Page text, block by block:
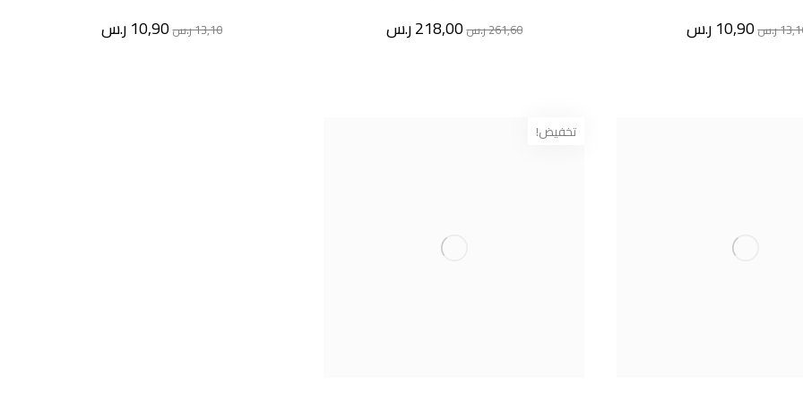
ر.س 10,90ر.س 261,60ر.س 218,00ر.س 13,10ر.س 10,90ر.س
تخفيض!